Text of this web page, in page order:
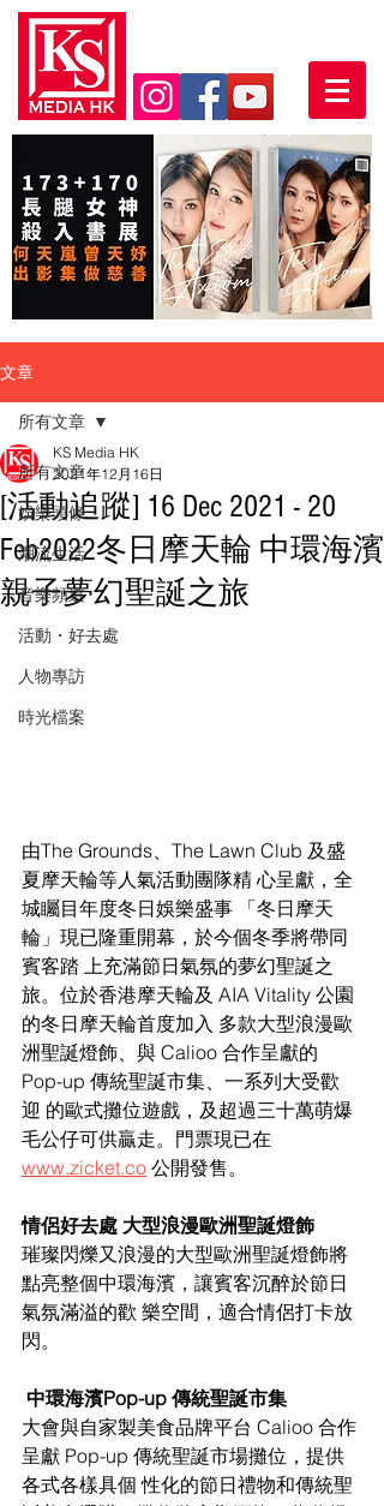
文章
所有文章
娛樂頭條
潮流生活
音樂頻道
活動・好去處
人物專訪
時光檔案
所有文章
[活動追蹤] 16 Dec 2021 - 20
Feb2022冬日摩天輪 中環海濱
親子夢幻聖誕之旅
KS Media HK
2021年12月16日
由The Grounds、The Lawn Club 及盛
夏摩天輪等人氣活動團隊精 心呈獻，全
城矚目年度冬日娛樂盛事 「冬日摩天
輪」現已隆重開幕，於今個冬季將帶同
賓客踏 上充滿節日氣氛的夢幻聖誕之
旅。位於香港摩天輪及 AIA Vitality 公園
的冬日摩天輪首度加入 多款大型浪漫歐
洲聖誕燈飾、與 Calioo 合作呈獻的
Pop-up 傳統聖誕市集、一系列大受歡
迎 的歐式攤位遊戲，及超過三十萬萌爆
毛公仔可供贏走。門票現已在
www.zicket.co 公開發售。
情侶好去處 大型浪漫歐洲聖誕燈飾
璀璨閃爍又浪漫的大型歐洲聖誕燈飾將
點亮整個中環海濱，讓賓客沉醉於節日
氣氛滿溢的歡 樂空間，適合情侶打卡放
閃。
中環海濱Pop-up 傳統聖誕市集
大會與自家製美食品牌平台 Calioo 合作
呈獻 Pop-up 傳統聖誕市場攤位，提供
各式各樣具個 性化的節日禮物和傳統聖